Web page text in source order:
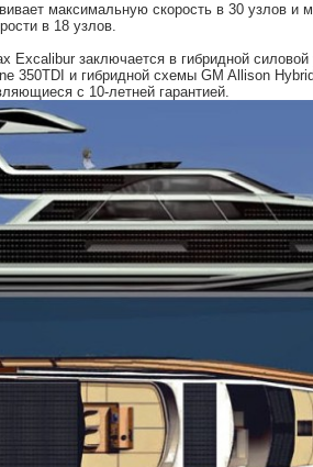
максимальную скорость в 30 узлов и
в 18 узлов.
Excalibur заключается в гибридной
350TDI и гибридной схемы GM Allison
с 10-летней гарантией.